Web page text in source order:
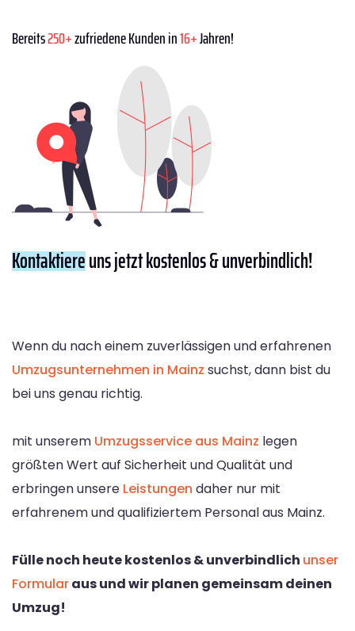
Bereits250+zufriedene Kunden in16+Jahren!
Kontaktiereuns jetzt kostenlos & unverbindlich!
Wenn du nach einem zuverlässigen und erfahrenen
Umzugsunternehmen in Mainz suchst, dann bist du
bei uns genau richtig.
mit unserem Umzugsservice aus Mainz legen
größten Wert auf Sicherheit und Qualität und
erbringen unsere Leistungen daher nur mit
erfahrenem und qualifiziertem Personal aus Mainz.
Fülle noch heute kostenlos & unverbindlich unser
Formularaus und wir planen gemeinsam deinen
Umzug!